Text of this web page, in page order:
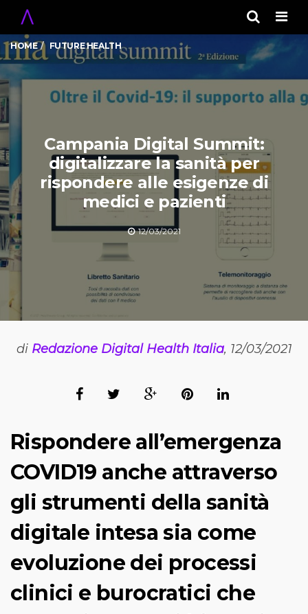
HOME FUTURE HEALTH
Campania Digital Summit:
digitalizzare la sanità per
rispondere alle esigenze di
medici e pazienti
12/03/2021
di Redazione Digital Health Italia, 12/03/2021
Rispondere all’emergenza
COVID19 anche attraverso
gli strumenti della sanità
digitale intesa sia come
evoluzione dei processi
clinici e burocratici che